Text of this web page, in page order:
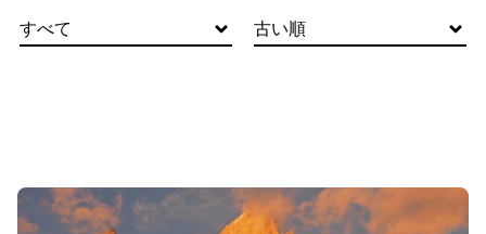
すべて 古い順